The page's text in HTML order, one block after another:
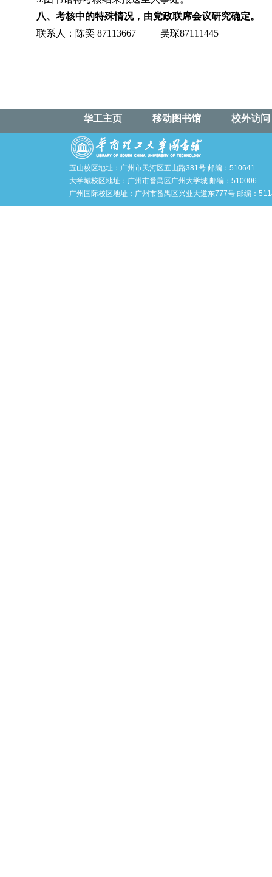
八、考核中的特殊情况，由党政联席会议研究确定。
联系人：陈奕 87113667 吴琛87111445
华工主页 移动图书馆 校外访问
五山校区地址：广州市天河区五山路381号 邮编：510641
大学城校区地址：广州市番禺区广州大学城 邮编：510006
广州国际校区地址：广州市番禺区兴业大道东777号 邮编：